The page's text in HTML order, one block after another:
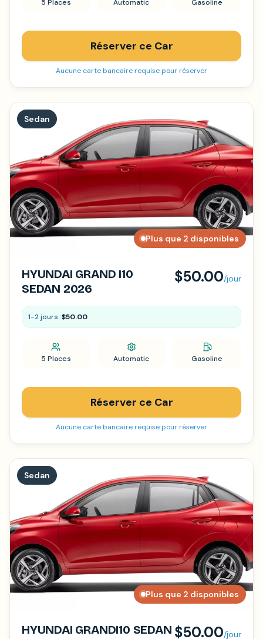
5 Places Automatic Gasoline
Réserver ce Car
Aucune carte bancaire requise pour réserver
Sedan
Plus que 2 disponibles
HYUNDAI GRAND I10
SEDAN 2026
$50.00/jour
1-2 jours :$50.00
5 Places Automatic Gasoline
Réserver ce Car
Aucune carte bancaire requise pour réserver
Sedan
Plus que 2 disponibles
HYUNDAI GRANDI10 SEDAN $50.00/jour